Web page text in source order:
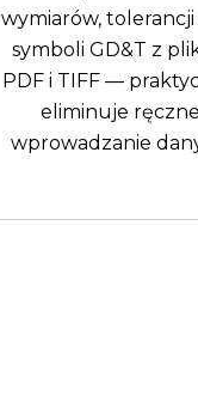
wymiarów, tolerancji
symboli GD&T z
PDF i TIFF —
eliminuje ręczne
wprowadzanie